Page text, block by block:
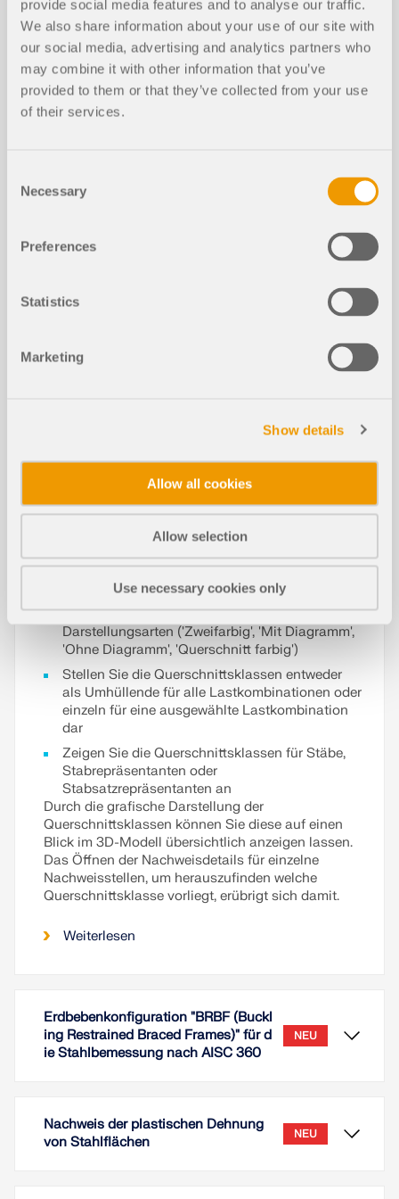
provide social media features and to analyse our traffic.
We also share information about your use of our site with
our social media, advertising and analytics partners who
may combine it with other information that you’ve
provided to them or that they’ve collected from your use
of their services.
Selection
Necessary
Preferences
Statistics
Marketing
Show details
Allow all cookies
Allow selection
Use necessary cookies only
analytische Berechnungsformeln abhängig vom
Durchstanzobjekttyp. Zum Ende des Fachbeitrages
werden die unterschiedlichen Ergebnisse
miteinander verglichen.
Weiterlesen
Grafische Darstellung der Querschni
ttsklassifizierung
NEU
Dieses Feature ist für alle Bemessungsnormen der
der Stahl- bzw. Aluminiumbemessung x-
Querschnittsklasse abhängig von den
einwirkenden Schnittgrößen.
Dank verschiedener Darstellungsoptionen, können
Sie die grafische Ergebnisdarstellung der
Wählen Sie zwischen verschiedenen
Darstellungsarten ('Zweifarbig', 'Mit Diagramm',
'Ohne Diagramm', 'Querschnitt farbig')
Stellen Sie die Querschnittsklassen entweder
als Umhüllende für alle Lastkombinationen oder
einzeln für eine ausgewählte Lastkombination
dar
Zeigen Sie die Querschnittsklassen für Stäbe,
Stabrepräsentanten oder
Stabsatzrepräsentanten an
Durch die grafische Darstellung der
Querschnittsklassen können Sie diese auf einen
Blick im 3D-Modell übersichtlich anzeigen lassen.
Das Öffnen der Nachweisdetails für einzelne
Nachweisstellen, um herauszufinden welche
Querschnittsklasse vorliegt, erübrigt sich damit.
Weiterlesen
Erdbebenkonfiguration "BRBF (Buckl
ing Restrained Braced Frames)" für d
ie Stahlbemessung nach AISC 360
NEU
Nachweis der plastischen Dehnung
von Stahlflächen
NEU